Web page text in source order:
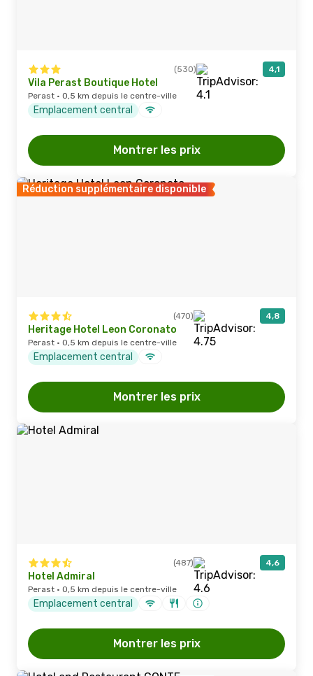
(530) 4,1
Vila Perast Boutique Hotel
Perast · 0,5 km depuis le centre-ville
Emplacement central
Montrer les prix
Réduction supplémentaire disponible
(470) 4,8
Heritage Hotel Leon Coronato
Perast · 0,5 km depuis le centre-ville
Emplacement central
Montrer les prix
(487) 4,6
Hotel Admiral
Perast · 0,5 km depuis le centre-ville
Emplacement central
Montrer les prix